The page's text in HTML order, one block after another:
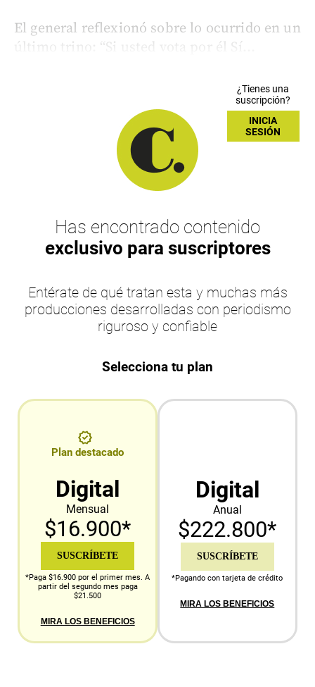
El general reflexionó sobre lo ocurrido en un
último trino: “Si usted vota por él Sí...
¿Tienes una
suscripción?
INICIA
SESIÓN
Has encontrado contenido
exclusivo para suscriptores
Entérate de qué tratan esta y muchas más
producciones desarrolladas con periodismo
riguroso y confiable
Selecciona tu plan
Plan destacado
Digital
Mensual
$16.900*
SUSCRÍBETE
*Paga $16.900 por el primer mes. A
partir del segundo mes paga
$21.500
MIRA LOS BENEFICIOS
Digital
Anual
$222.800*
SUSCRÍBETE
*Pagando con tarjeta de crédito
MIRA LOS BENEFICIOS